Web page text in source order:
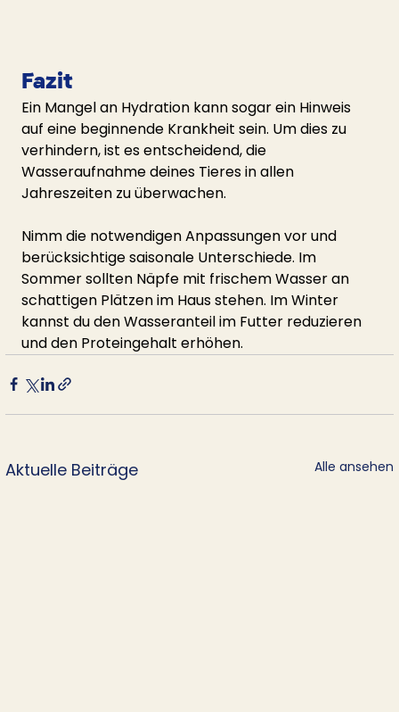
Fazit
Ein Mangel an Hydration kann sogar ein Hinweis
auf eine beginnende Krankheit sein. Um dies zu
verhindern, ist es entscheidend, die
Wasseraufnahme deines Tieres in allen
Jahreszeiten zu überwachen.
Nimm die notwendigen Anpassungen vor und
berücksichtige saisonale Unterschiede. Im
Sommer sollten Näpfe mit frischem Wasser an
schattigen Plätzen im Haus stehen. Im Winter
kannst du den Wasseranteil im Futter reduzieren
und den Proteingehalt erhöhen.
Aktuelle Beiträge Alle ansehen